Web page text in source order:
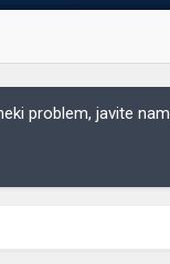
problem, javite nam